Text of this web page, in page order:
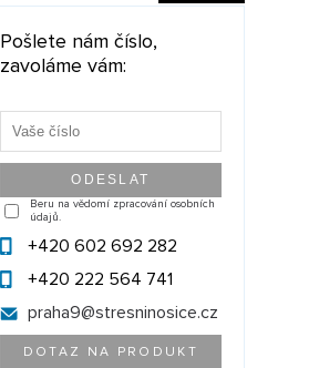
Pošlete nám číslo,
zavoláme vám:
Beru na vědomí zpracování osobních
údajů.
+420 602 692 282
+420 222 564 741
praha9@stresninosice.cz
DOTAZ NA PRODUKT